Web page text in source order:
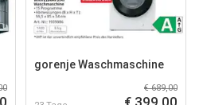
gorenje Waschmaschine
€ 689,00